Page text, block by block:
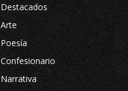
Destacados
Arte
Poesía
Confesionario
Narrativa